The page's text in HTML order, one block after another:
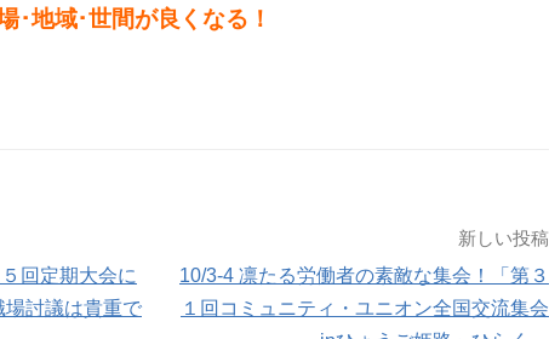
･地域･世間が良くなる！
回定期大会に
討議は貴重で
新しい投稿
10/3-4 凛たる労働者の素敵な集会！「第３
１回コミュニティ・ユニオン全国交流集会